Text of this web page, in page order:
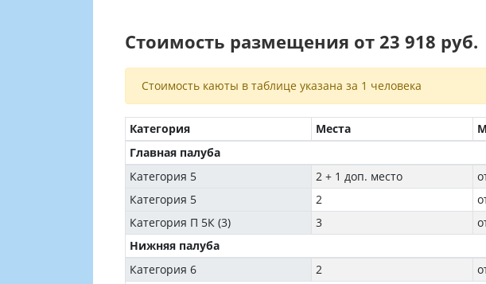
Стоимость размещения от 23 918 руб.
Стоимость каюты в таблице указана за 1 человека
Категория Места
Главная палуба
Категория 5
2 + 1 доп. место
Категория 5
2
Категория П 5К (3)
3
Нижняя палуба
Категория 6
2